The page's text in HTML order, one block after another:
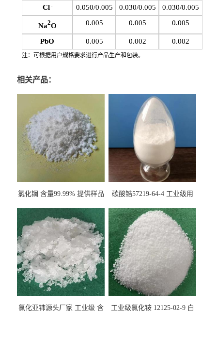
Cl- 0.050/0.005 0.030/0.005 0.030/0.005
Na2O 0.005 0.005 0.005
PbO 0.005 0.002 0.002
注：可根据用户规格要求进行产品生产和包装。
相关产品：
氯化镧 含量99.99% 提供样品
碳酸锆57219-64-4 工业级用
氯化亚铈源头厂家 工业级 含
工业级氯化铵 12125-02-9 白